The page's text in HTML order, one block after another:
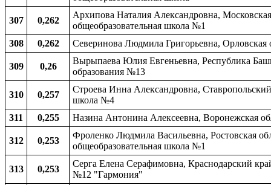
307 0,262
Архипова Наталия Александровна,
общеобразовательная школа №1
308
0,262 Северинова Людмила Григорьевна, Орловская
309 0,26
Вырыпаева Юлия Евгеньевна, Республика
образования №13
310 0,257
Строева Инна Александровна,
школа №4
311
0,255 Назина Антонина Алексеевна, Воронежская
312 0,253
Фроленко Людмила Васильевна, Ростовская
общеобразовательная школа №1
313 0,253
Серга Елена Серафимовна, Краснодарский
№12 "Гармония"